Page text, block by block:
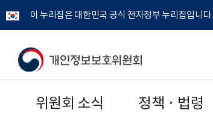
이 누리집은 대한민국 공식 전자정부 누리집입니다.
개
위원회 소식 정책 · 법령